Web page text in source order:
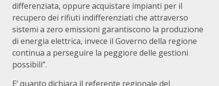
differenziata, oppure acquistare impianti per il
recupero dei rifiuti indifferenziati che attraverso
sistemi a zero emissioni garantiscono la produzione
di energia elettrica, invece il Governo della regione
continua a perseguire la peggiore delle gestioni
possibili”.
E’ quanto dichiara il referente regionale del